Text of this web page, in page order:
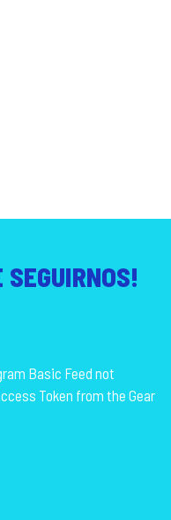
SEGUIRNOS!
Basic Feed not
Token from the Gear